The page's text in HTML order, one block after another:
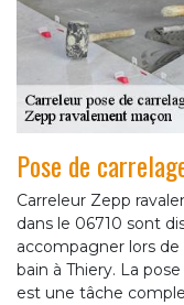
Pose de
Carreleur Zepp
dans le 06710 sont
accompagner lors
bain à Thiery. La
est une tâche